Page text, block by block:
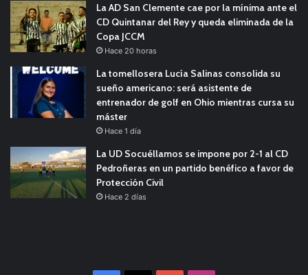
La AD San Clemente cae por la mínima ante el
CD Quintanar del Rey y queda eliminada de la
Copa JCCM
Hace 20 horas
La tomellosera Lucía Salinas consolida su
sueño americano: será asistente de
entrenador de golf en Ohio mientras cursa su
máster
Hace 1 día
La UD Socuéllamos se impone por 2-1 al CD
Pedroñeras en un partido benéfico a favor de
Protección Civil
Hace 2 días